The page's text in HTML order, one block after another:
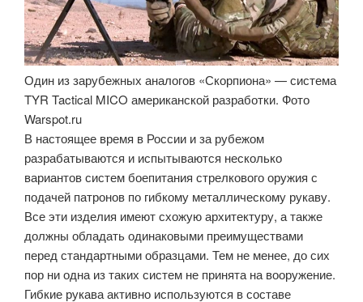
Один из зарубежных аналогов «Скорпиона» — система
TYR Tactical MICO американской разработки. Фото
Warspot.ru
В настоящее время в России и за рубежом
разрабатываются и испытываются несколько
вариантов систем боепитания стрелкового оружия с
подачей патронов по гибкому металлическому рукаву.
Все эти изделия имеют схожую архитектуру, а также
должны обладать одинаковыми преимуществами
перед стандартными образцами. Тем не менее, до сих
пор ни одна из таких систем не принята на вооружение.
Гибкие рукава активно используются в составе